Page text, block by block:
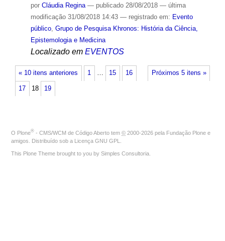
por Cláudia Regina — publicado28/08/2018 — última
modificação31/08/2018 14:43 — registrado em: Evento
público, Grupo de Pesquisa Khronos: História da Ciência,
Epistemologia e Medicina
Localizado em EVENTOS
« 10 itens anteriores Próximos 5 itens »
1 … 15 16
17 18 19
O Plone® - CMS/WCM de Código Aberto tem © 2000-2026 pela Fundação Plone e
amigos. Distribuído sob a Licença GNU GPL
This Plone Theme brought to you by Simples Consultoria